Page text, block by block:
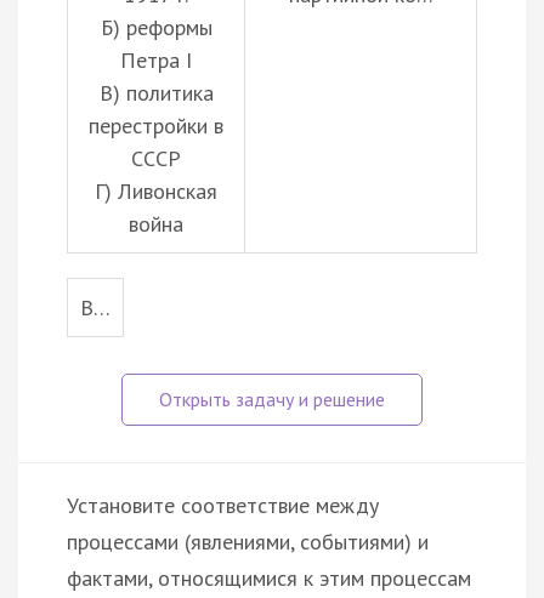
Б) реформы
Петра I
В) политика
перестройки в
СССР
Г) Ливонская
война
В…
Установите соответствие между
процессами (явлениями, событиями) и
фактами, относящимися к этим процессам